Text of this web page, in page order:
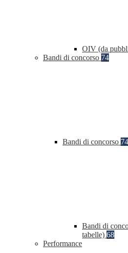
OIV (da
Bandi di concorso 74
Bandi di concorso 74
Bandi di
tabelle) 68
Performance